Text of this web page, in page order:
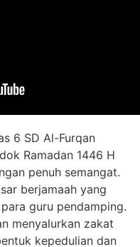
6 SD Al-Furqan
Ramadan 1446 H
penuh semangat.
berjamaah yang
guru pendamping.
menyalurkan zakat
kepedulian dan